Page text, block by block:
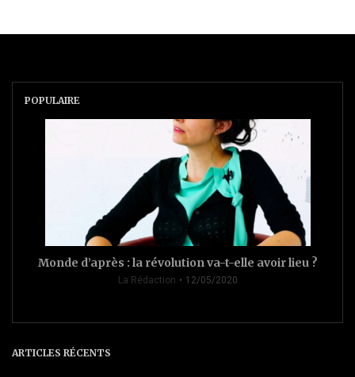
POPULAIRE
Monde d’après : la révolution va-t-elle avoir lieu ?
La Rédaction 12/05/2020
ARTICLES RÉCENTS